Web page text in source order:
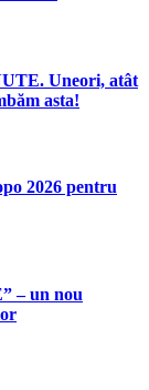
Uneori, atât
asta!
2026 pentru
– un nou